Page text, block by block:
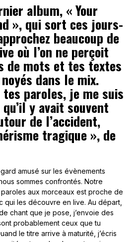
album, « Your
», qui sort ces jours-
beaucoup de
où l’on ne perçoit
de mots et tes textes
dans le mix.
paroles, je me suis
y avait souvent
de l’accident,
tragique », de
amusé sur les évènements
sommes confrontés. Notre
aux morceaux est proche de
qui les découvre en live. Au départ,
chant que je pose, j’envoie des
probablement ceux que tu
le titre arrive à maturité, j’écris